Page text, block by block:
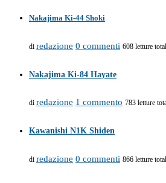
Nakajima Ki-44 Shoki
di redazione 0 commenti 608 letture
Nakajima Ki-84 Hayate
di redazione 1 commento 783 letture
Kawanishi N1K Shiden
di redazione 0 commenti 866 letture